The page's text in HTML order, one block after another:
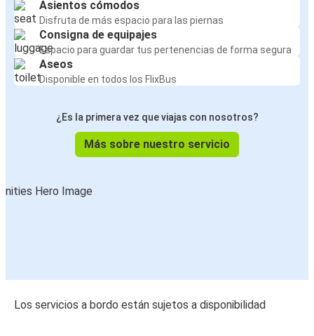
Asientos cómodos
Disfruta de más espacio para las piernas
Consigna de equipajes
Espacio para guardar tus pertenencias de forma segura
Aseos
Disponible en todos los FlixBus
¿Es la primera vez que viajas con nosotros?
Más sobre nuestro servicio
Los servicios a bordo están sujetos a disponibilidad